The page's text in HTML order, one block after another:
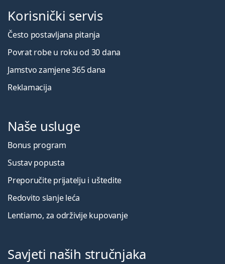
Korisnički servis
Često postavljana pitanja
Povrat robe u roku od 30 dana
Jamstvo zamjene 365 dana
Reklamacija
Naše usluge
Bonus program
Sustav popusta
Preporučite prijatelju i uštedite
Redovito slanje leća
Lentiamo, za održivije kupovanje
Savjeti naših stručnjaka